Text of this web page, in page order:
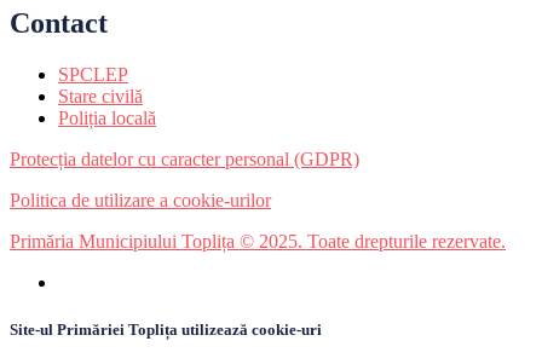
Contact
SPCLEP
Stare civilă
Poliția locală
Protecția datelor cu caracter personal (GDPR)
Politica de utilizare a cookie-urilor
Primăria Municipiului Toplița © 2025. Toate drepturile rezervate.
Site-ul Primăriei Toplița utilizează cookie-uri